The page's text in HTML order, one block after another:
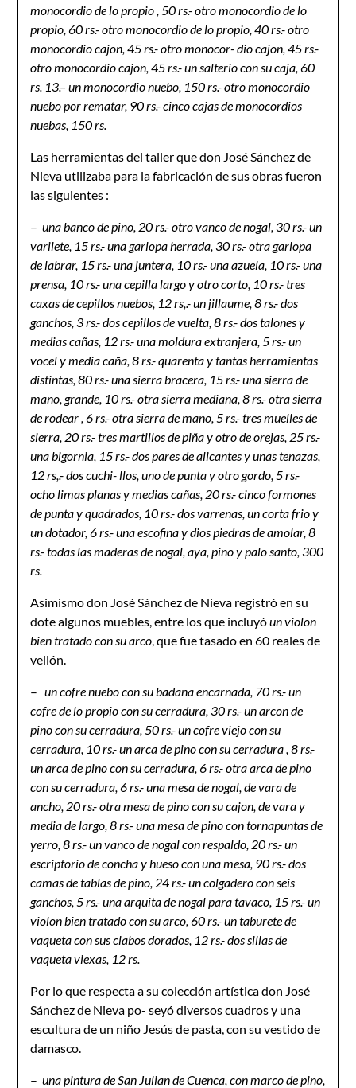
monocordio de lo propio , 50 rs.- otro monocordio de lo
propio, 60 rs.- otro monocordio de lo propio, 40 rs.- otro
monocordio cajon, 45 rs.- otro monocor- dio cajon, 45 rs.-
otro monocordio cajon, 45 rs.- un salterio con su caja, 60
rs. 13.– un monocordio nuebo, 150 rs.- otro monocordio
nuebo por rematar, 90 rs.- cinco cajas de monocordios
nuebas, 150 rs.
Las herramientas del taller que don José Sánchez de
Nieva utilizaba para la fabricación de sus obras fueron
las siguientes :
–una banco de pino, 20 rs.- otro vanco de nogal, 30 rs.- un
varilete, 15 rs.- una garlopa herrada, 30 rs.- otra garlopa
de labrar, 15 rs.- una juntera, 10 rs.- una azuela, 10 rs.- una
prensa, 10 rs.- una cepilla largo y otro corto, 10 rs.- tres
caxas de cepillos nuebos, 12 rs,.- un jillaume, 8 rs.- dos
ganchos, 3 rs.- dos cepillos de vuelta, 8 rs.- dos talones y
medias cañas, 12 rs.- una moldura extranjera, 5 rs.- un
vocel y media caña, 8 rs.- quarenta y tantas herramientas
distintas, 80 rs.- una sierra bracera, 15 rs.- una sierra de
mano, grande, 10 rs.- otra sierra mediana, 8 rs.- otra sierra
de rodear , 6 rs.- otra sierra de mano, 5 rs.- tres muelles de
sierra, 20 rs.- tres martillos de piña y otro de orejas, 25 rs.-
una bigornia, 15 rs.- dos pares de alicantes y unas tenazas,
12 rs,.- dos cuchi- llos, uno de punta y otro gordo, 5 rs.-
ocho limas planas y medias cañas, 20 rs.- cinco formones
de punta y quadrados, 10 rs.- dos varrenas, un corta frio y
un dotador, 6 rs.- una escofina y dios piedras de amolar, 8
rs.- todas las maderas de nogal, aya, pino y palo santo, 300
rs.
Asimismo don José Sánchez de Nieva registró en su
dote algunos muebles, entre los que incluyóun violon
bien tratado con su arco, que fue tasado en 60 reales de
vellón.
–un cofre nuebo con su badana encarnada, 70 rs.- un
cofre de lo propio con su cerradura, 30 rs.- un arcon de
pino con su cerradura, 50 rs.- un cofre viejo con su
cerradura, 10 rs.- un arca de pino con su cerradura , 8 rs.-
un arca de pino con su cerradura, 6 rs.- otra arca de pino
con su cerradura, 6 rs.- una mesa de nogal, de vara de
ancho, 20 rs.- otra mesa de pino con su cajon, de vara y
media de largo, 8 rs.- una mesa de pino con tornapuntas de
yerro, 8 rs.- un vanco de nogal con respaldo, 20 rs.- un
escriptorio de concha y hueso con una mesa, 90 rs.- dos
camas de tablas de pino, 24 rs.- un colgadero con seis
ganchos, 5 rs.- una arquita de nogal para tavaco, 15 rs.- un
violon bien tratado con su arco, 60 rs.- un taburete de
vaqueta con sus clabos dorados, 12 rs.- dos sillas de
vaqueta viexas, 12 rs.
Por lo que respecta a su colección artística don José
Sánchez de Nieva po- seyó diversos cuadros y una
escultura de un niño Jesús de pasta, con su vestido de
damasco.
–una pintura de San Julian de Cuenca, con marco de pino,